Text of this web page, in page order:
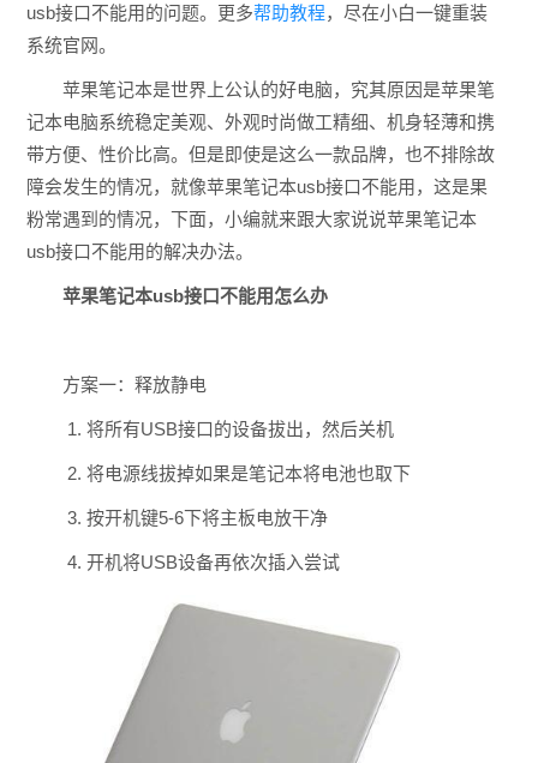
usb接口不能用的问题。更多帮助教程，尽在小白一键重装
系统官网。
苹果笔记本是世界上公认的好电脑，究其原因是苹果笔
记本电脑系统稳定美观、外观时尚做工精细、机身轻薄和携
带方便、性价比高。但是即使是这么一款品牌，也不排除故
障会发生的情况，就像苹果笔记本usb接口不能用，这是果
粉常遇到的情况，下面，小编就来跟大家说说苹果笔记本
usb接口不能用的解决办法。
苹果笔记本usb接口不能用怎么办
方案一：释放静电
1. 将所有USB接口的设备拔出，然后关机
2. 将电源线拔掉如果是笔记本将电池也取下
3. 按开机键5-6下将主板电放干净
4. 开机将USB设备再依次插入尝试